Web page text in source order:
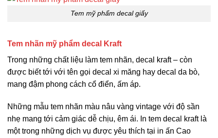
Tem mỹ phẩm decal giấy
Tem nhãn mỹ phẩm decal Kraft
Trong những chất liệu làm tem nhãn, decal kraft – còn
được biết tới với tên gọi decal xi măng hay decal da bò,
mang đậm phong cách cổ điển, ấm áp.
Những mẫu tem nhãn màu nâu vàng vintage với độ sần
nhẹ mang tới cảm giác dễ chịu, êm ái. In tem decal kraft là
một trong những dịch vụ được yêu thích tại in ấn Cao